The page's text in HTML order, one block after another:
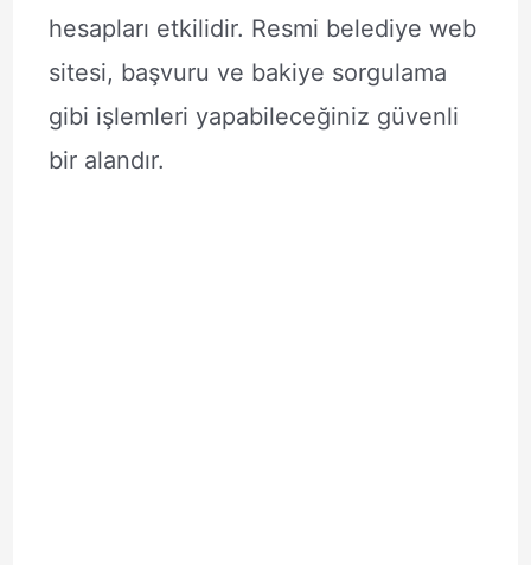
hesapları etkilidir. Resmi belediye web
sitesi, başvuru ve bakiye sorgulama
gibi işlemleri yapabileceğiniz güvenli
bir alandır.